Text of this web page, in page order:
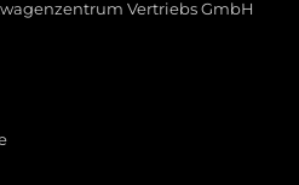
Vertriebs GmbH